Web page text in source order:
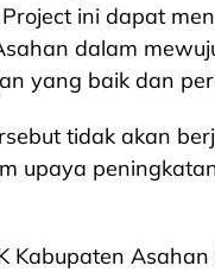
ini dapat
dalam
yang baik dan
tidak akan
upaya
Kabupaten